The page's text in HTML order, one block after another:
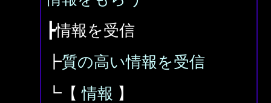
┣情報を受信
┣質の高い情報を受信
┗【情報 】